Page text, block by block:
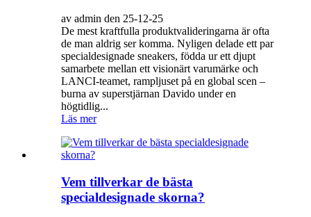
av admin den 25-12-25
De mest kraftfulla produktvalideringarna är ofta
de man aldrig ser komma. Nyligen delade ett par
specialdesignade sneakers, födda ur ett djupt
samarbete mellan ett visionärt varumärke och
LANCI-teamet, rampljuset på en global scen –
burna av superstjärnan Davido under en
högtidlig...
Läs mer
Vem tillverkar de bästa
specialdesignade skorna?